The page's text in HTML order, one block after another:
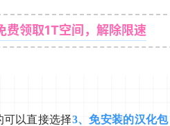
费领取1T空间，解除限速
以直接选择3、免安装的汉化包